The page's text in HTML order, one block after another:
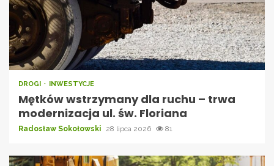
DROGI INWESTYCJE
Mętków wstrzymany dla ruchu – trwa
modernizacja ul. św. Floriana
Radosław Sokołowski 28 lipca 2026 81